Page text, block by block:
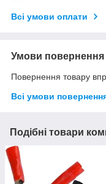
Всі умови оплати
Умови повернення
Повернення товару
Всі умови
Подібні товари